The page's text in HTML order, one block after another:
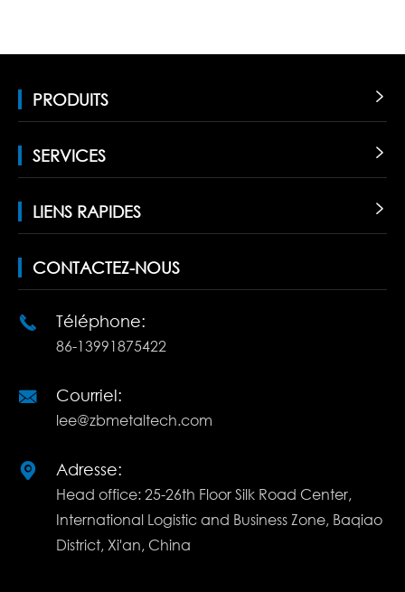
PRODUITS 
SERVICES 
LIENS RAPIDES 
CONTACTEZ-NOUS
 Téléphone:
86-13991875422
 Courriel:
lee@zbmetaltech.com
 Adresse:
Head office: 25-26th Floor Silk Road Center,
International Logistic and Business Zone, Baqiao
District, Xi'an, China